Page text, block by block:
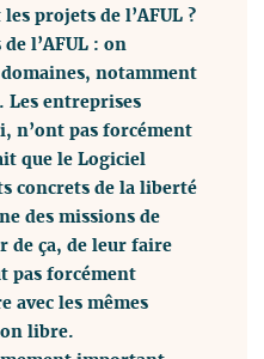
projets de l’AFUL ?
l’AFUL : on
notamment
Les entreprises
n’ont pas forcément
que le Logiciel
concrets de la liberté
des missions de
de ça, de leur faire
pas forcément
avec les mêmes
libre.